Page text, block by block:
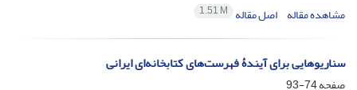
مشاهده مقاله اصل مقاله 1.51 M
سناریوهایی برای آیندۀ فهرست‌های کتابخانه‌ای ایرانی
صفحه74-93